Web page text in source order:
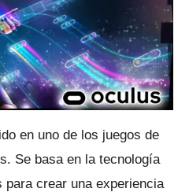
en uno de los juegos de
Se basa en la tecnología
para crear una experiencia